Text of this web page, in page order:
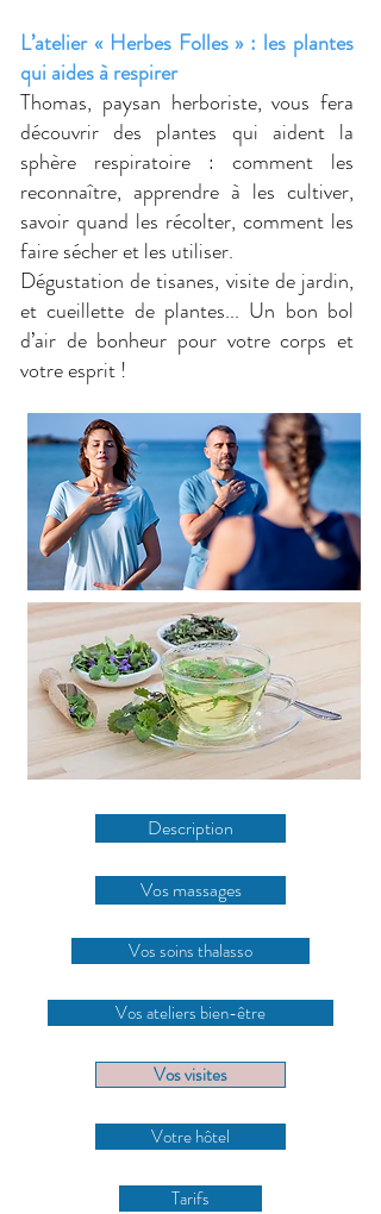
L’atelier « Herbes Folles » : les plantes
qui aides à respirer
Thomas, paysan herboriste, vous fera
découvrir des plantes qui aident la
sphère respiratoire : comment les
reconnaître, apprendre à les cultiver,
savoir quand les récolter, comment les
faire sécher et les utiliser.
Dégustation de tisanes, visite de jardin,
et cueillette de plantes... Un bon bol
d’air de bonheur pour votre corps et
votre esprit !
Description
Vos massages
Vos soins thalasso
Vos ateliers bien-être
Vos visites
Votre hôtel
Tarifs